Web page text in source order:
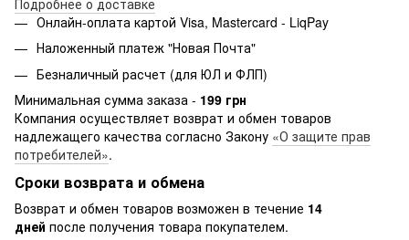
Онлайн-оплата картой Visa, Mastercard - LiqPay
Наложенный платеж "Новая Почта"
Безналичный расчет (для ЮЛ и ФЛП)
Минимальная сумма заказа - 199 грн
Компания осуществляет возврат и обмен товаров
надлежащего качества согласно Закону «О защите прав
потребителей».
Сроки возврата и обмена
Возврат и обмен товаров возможен в течение 14
дней после получения товара покупателем.